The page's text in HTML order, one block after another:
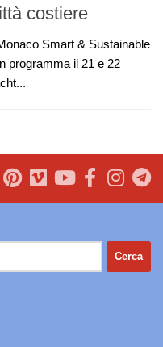
costiere
Smart & Sustainable
programma il 21 e 22